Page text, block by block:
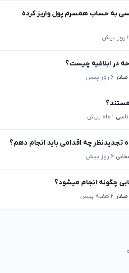
به حساب همسرم پول واریز کرده
۲ روز پیش
در ابلاغیه چیست؟
۶ روز پیش
هستند؟
۱ ماه پیش
تجدیدنظر چه اقدامی باید انجام دهم؟
۶ روز پیش
چگونه انجام میشود؟
۲ هفته پیش